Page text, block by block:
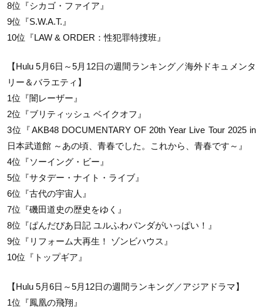
8位『シカゴ・ファイア』
9位『S.W.A.T.』
10位『LAW & ORDER：性犯罪特捜班』
【Hulu 5月6日～5月12日の週間ランキング／海外ドキュメンタ
リー＆バラエティ】
1位『闇レーザー』
2位『ブリティッシュ ベイクオフ』
3位『AKB48 DOCUMENTARY OF 20th Year Live Tour 2025 in
日本武道館 ～あの頃、青春でした。これから、青春です～』
4位『ソーイング・ビー』
5位『サタデー・ナイト・ライブ』
6位『古代の宇宙人』
7位『磯田道史の歴史をゆく』
8位『ぱんだぴあ日記 ユルふわパンダがいっぱい！』
9位『リフォーム大再生！ ゾンビハウス』
10位『トップギア』
【Hulu 5月6日～5月12日の週間ランキング／アジアドラマ】
1位『鳳凰の飛翔』